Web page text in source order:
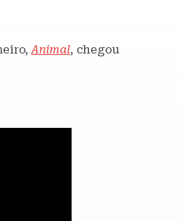
Animal, chegou